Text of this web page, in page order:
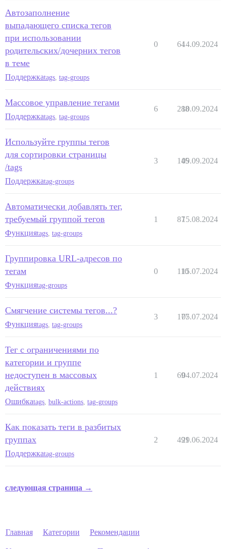
Автозаполнение
выпадающего списка тегов
при использовании
родительских/дочерних тегов
в теме
Поддержкаtags tag-groups
0 6414.09.2024
Массовое управление тегами
Поддержкаtags tag-groups
6 288
10.09.2024
Используйте группы тегов
для сортировки страницы
/tags
Поддержкаtag-groups
3 145
09.09.2024
Автоматически добавлять тег,
требуемый группой тегов
Функцияtags tag-groups
1 8715.08.2024
Группировка URL-адресов по
тегам
Функцияtag-groups
0 110
15.07.2024
Смягчение системы тегов...?
Функцияtags tag-groups
3 177
05.07.2024
Тег с ограничениями по
категории и группе
недоступен в массовых
действиях
Ошибкаtags bulk-actions tag-groups
1 6904.07.2024
Как показать теги в разбитых
группах
Поддержкаtag-groups
2 491
29.06.2024
следующая страница →
Главная Категории Рекомендации